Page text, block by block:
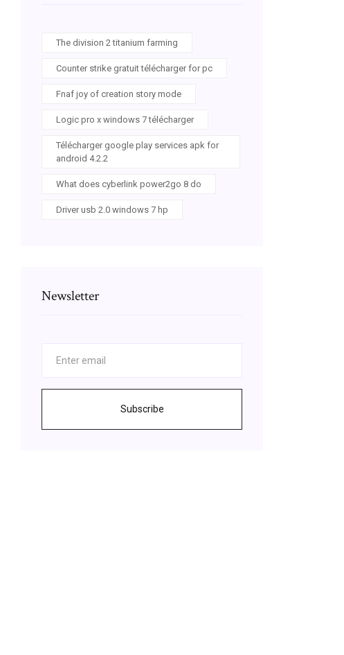
The division 2 titanium farming
Counter strike gratuit télécharger for pc
Fnaf joy of creation story mode
Logic pro x windows 7 télécharger
Télécharger google play services apk for
android 4.2.2
What does cyberlink power2go 8 do
Driver usb 2.0 windows 7 hp
Newsletter
Subscribe